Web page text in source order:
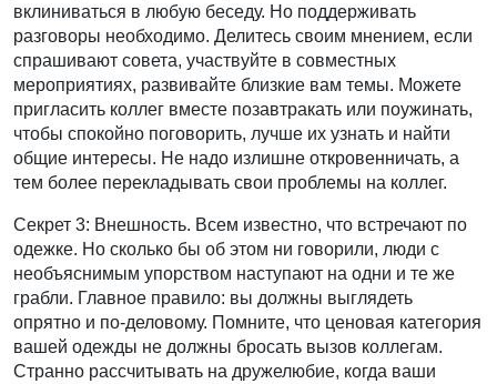
вклиниваться в любую беседу. Но поддерживать
разговоры необходимо. Делитесь своим мнением, если
спрашивают совета, участвуйте в совместных
мероприятиях, развивайте близкие вам темы. Можете
пригласить коллег вместе позавтракать или поужинать,
чтобы спокойно поговорить, лучше их узнать и найти
общие интересы. Не надо излишне откровенничать, а
тем более перекладывать свои проблемы на коллег.
Секрет 3: Внешность. Всем известно, что встречают по
одежке. Но сколько бы об этом ни говорили, люди с
необъяснимым упорством наступают на одни и те же
грабли. Главное правило: вы должны выглядеть
опрятно и по-деловому. Помните, что ценовая категория
вашей одежды не должны бросать вызов коллегам.
Странно рассчитывать на дружелюбие, когда ваши